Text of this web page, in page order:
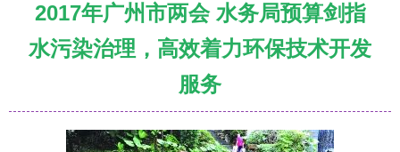
2017年广州市两会 水务局预算剑指
水污染治理，高效着力环保技术开发
服务